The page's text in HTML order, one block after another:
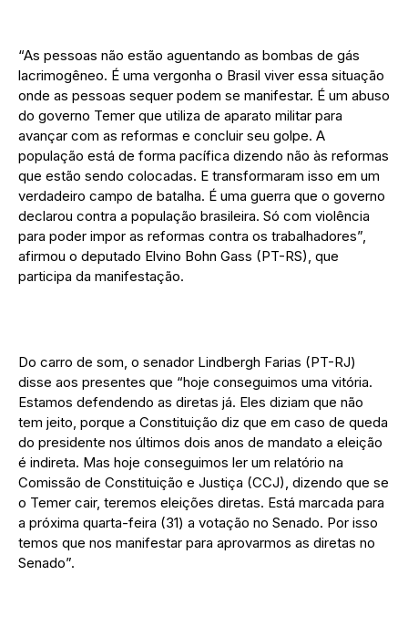
“As pessoas não estão aguentando as bombas de gás
lacrimogêneo. É uma vergonha o Brasil viver essa situação
onde as pessoas sequer podem se manifestar. É um abuso
do governo Temer que utiliza de aparato militar para
avançar com as reformas e concluir seu golpe. A
população está de forma pacífica dizendo não às reformas
que estão sendo colocadas. E transformaram isso em um
verdadeiro campo de batalha. É uma guerra que o governo
declarou contra a população brasileira. Só com violência
para poder impor as reformas contra os trabalhadores”,
afirmou o deputado Elvino Bohn Gass (PT-RS), que
participa da manifestação.
Do carro de som, o senador Lindbergh Farias (PT-RJ)
disse aos presentes que “hoje conseguimos uma vitória.
Estamos defendendo as diretas já. Eles diziam que não
tem jeito, porque a Constituição diz que em caso de queda
do presidente nos últimos dois anos de mandato a eleição
é indireta. Mas hoje conseguimos ler um relatório na
Comissão de Constituição e Justiça (CCJ), dizendo que se
o Temer cair, teremos eleições diretas. Está marcada para
a próxima quarta-feira (31) a votação no Senado. Por isso
temos que nos manifestar para aprovarmos as diretas no
Senado”.